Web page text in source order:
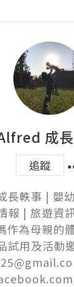
成
追蹤
長軼事 | 嬰
報 | 旅遊資
為母親的
試用及活動